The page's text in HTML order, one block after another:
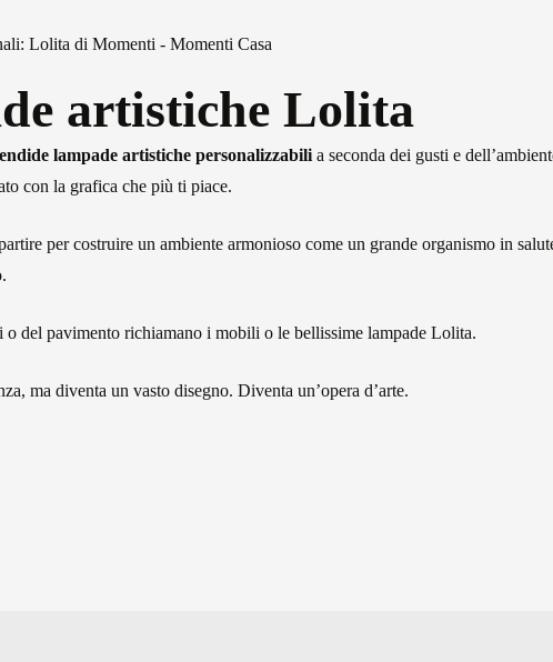
artistiche Lolita
lampade artistiche personalizzabili a seconda dei gusti e
con la grafica che più ti piace.
per costruire un ambiente armonioso come un grande organismo in
o del pavimento richiamano i mobili o le bellissime lampade Lolita.
ma diventa un vasto disegno. Diventa un’opera d’arte.